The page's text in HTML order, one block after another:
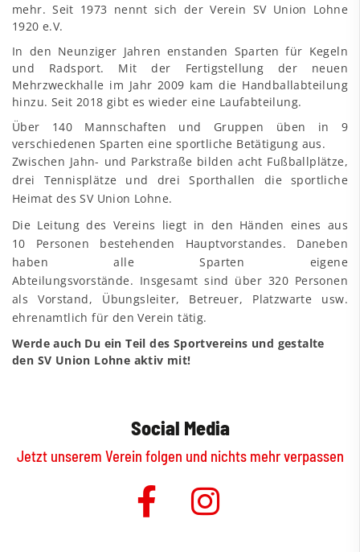
mehr. Seit 1973 nennt sich der Verein SV Union Lohne
1920 e.V.
In den Neunziger Jahren enstanden Sparten für Kegeln
und Radsport. Mit der Fertigstellung der neuen
Mehrzweckhalle im Jahr 2009 kam die Handballabteilung
hinzu. Seit 2018 gibt es wieder eine Laufabteilung.
Über 140 Mannschaften und Gruppen üben in 9
verschiedenen Sparten eine sportliche Betätigung aus.
Zwischen Jahn- und Parkstraße bilden acht Fußballplätze,
drei Tennisplätze und drei Sporthallen die sportliche
Heimat des SV Union Lohne.
Die Leitung des Vereins liegt in den Händen eines aus
10 Personen bestehenden Hauptvorstandes. Daneben
haben alle Sparten eigene
Abteilungsvorstände. Insgesamt sind über 320 Personen
als Vorstand, Übungsleiter, Betreuer, Platzwarte usw.
ehrenamtlich für den Verein tätig.
Werde auch Du ein Teil des Sportvereins und gestalte
den SV Union Lohne aktiv mit!
Social Media
Jetzt unserem Verein folgen und nichts mehr verpassen